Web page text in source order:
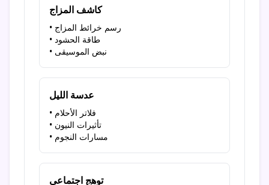
كاشف المزاج
• رسم خرائط المزاج
• طاقة الحشود
• نبض الموسيقى
عدسة الليل
• فلاتر الأحلام
• تأثيرات النيون
• مسارات النجوم
توهج اجتماعي